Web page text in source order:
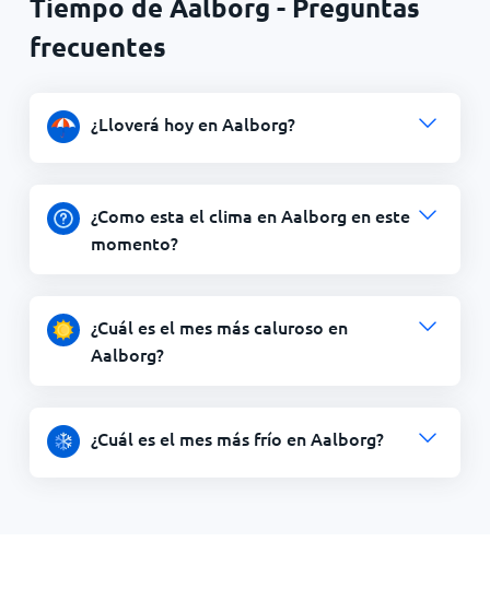
Tiempo de Aalborg - Preguntas
frecuentes
¿Lloverá hoy en Aalborg?
¿Como esta el clima en Aalborg en este
momento?
¿Cuál es el mes más caluroso en
Aalborg?
¿Cuál es el mes más frío en Aalborg?